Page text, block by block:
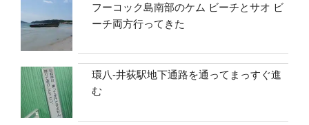
フーコック島南部のケム ビーチとサオ ビ
ーチ両方行ってきた
環八-井荻駅地下通路を通ってまっすぐ進
む